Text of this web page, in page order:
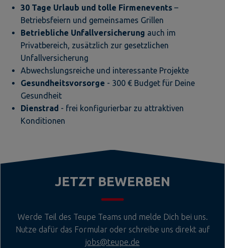
30 Tage Urlaub und tolle Firmenevents –
Betriebsfeiern und gemeinsames Grillen
Betriebliche Unfallversicherung auch im
Privatbereich, zusätzlich zur gesetzlichen
Unfallversicherung
Abwechslungsreiche und interessante Projekte
Gesundheitsvorsorge - 300 € Budget für Deine
Gesundheit
Dienstrad - frei konfigurierbar zu attraktiven
Konditionen
JETZT BEWERBEN
Werde Teil des Teupe Teams und melde Dich bei uns.
Nutze dafür das Formular oder schreibe uns direkt auf
jobs@teupe.de